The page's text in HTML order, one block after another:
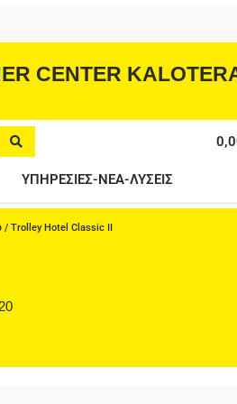
CENTER
ΥΠΗΡΕΣΙΕΣ-ΝΕΑ-ΛΥΣΕΙΣ
/ Trolley Hotel Classic II